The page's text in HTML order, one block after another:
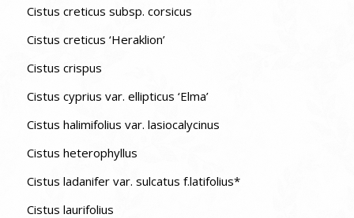
Cistus creticus subsp. corsicus
Cistus creticus ‘Heraklion’
Cistus crispus
Cistus cyprius var. ellipticus ‘Elma’
Cistus halimifolius var. lasiocalycinus
Cistus heterophyllus
Cistus ladanifer var. sulcatus f.latifolius*
Cistus laurifolius